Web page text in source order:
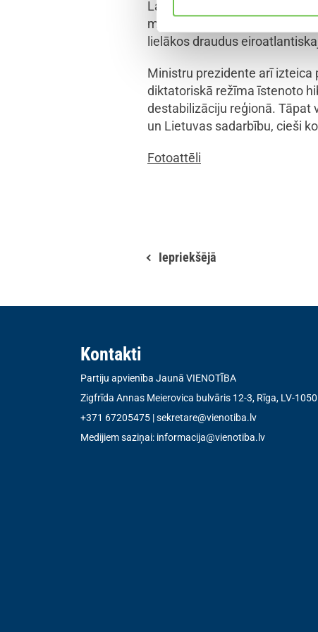
Latvija un Lietuva ir starp
militāro, politisko, finansiālo
lielākos draudus
Ministru prezidente arī
diktatoriskā režīma īstenoto
destabilizāciju reģionā. Tāpat
un Lietuvas sadarbību, cieši
Fotoattēli
Iepriekšējā
Kontakti
Partiju apvienība Jaunā VIENOTĪBA
Zigfrīda Annas Meierovica bulvāris 12-3, Rīga, LV-1050
+371 67205475 |sekretare@vienotiba.lv
Medijiem saziņai: informacija@vienotiba.lv